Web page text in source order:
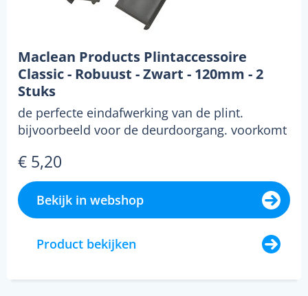
Maclean Products Plintaccessoire
Classic - Robuust - Zwart - 120mm - 2
Stuks
de perfecte eindafwerking van de plint.
bijvoorbeeld voor de deurdoorgang. voorkomt
€ 5,20
Bekijk in webshop
Product bekijken